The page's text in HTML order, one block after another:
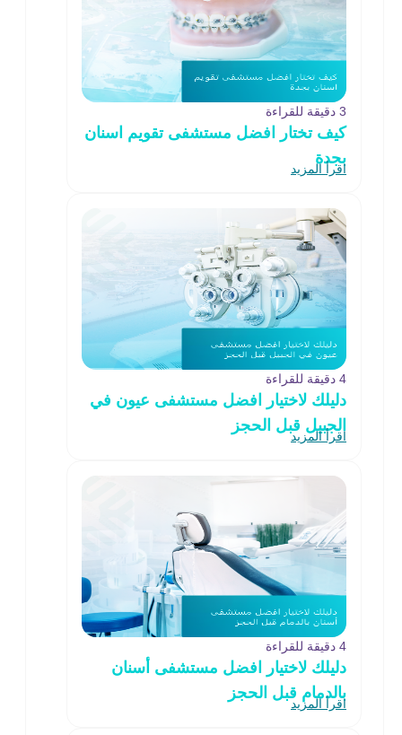
3 دقيقة للقراءة
كيف تختار افضل مستشفى تقويم اسنان
بجدة
اقرأ المزيد
4 دقيقة للقراءة
دليلك لاختيار افضل مستشفى عيون في
الجبيل قبل الحجز
اقرأ المزيد
4 دقيقة للقراءة
دليلك لاختيار افضل مستشفى أسنان
بالدمام قبل الحجز
اقرأ المزيد